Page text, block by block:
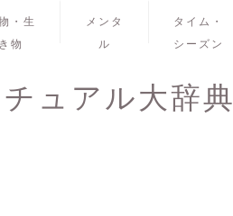
・生
き物
メンタ
ル
タイム・
シーズン
ュアル大辞典